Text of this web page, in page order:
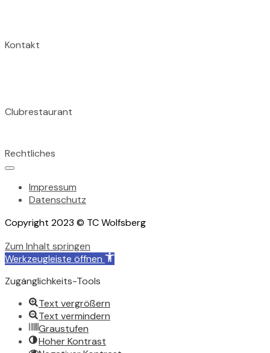
Kontakt
Clubrestaurant
Rechtliches
Impressum
Datenschutz
Copyright 2023 © TC Wolfsberg
Zum Inhalt springen
Werkzeugleiste öffnen
Zugänglichkeits-Tools
Text vergrößern
Text vermindern
Graustufen
Hoher Kontrast